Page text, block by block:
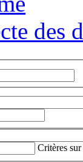
des
Critères sur